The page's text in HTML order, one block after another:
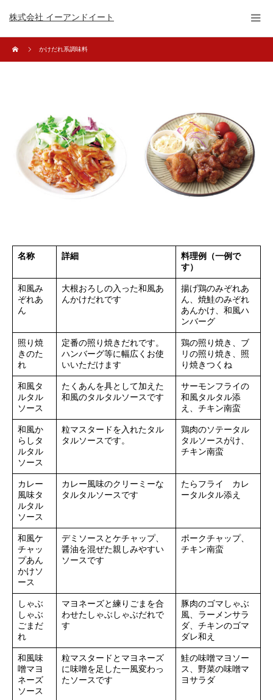
株式会社 イーアンドイート
かけだれ系調味料
名称 詳細
料理例（一例で
す）
和風み
ぞれあ
ん
大根おろしの入った和風あ
んかけだれです
揚げ鶏のみぞれあ
ん、焼鮭のみぞれ
あんかけ、和風ハ
ンバーグ
照り焼
きのた
れ
定番の照り焼きだれです。
ハンバーグ等に幅広くお使
いいただけます
鶏の照り焼き、ブ
リの照り焼き、照
り焼きつくね
和風タ
ルタル
ソース
たくあんを具として加えた
和風のタルタルソースです
サーモンフライの
和風タルタル添
え、チキン南蛮
和風か
らしタ
ルタル
ソース
粒マスタードを入れたタル
タルソースです。
鶏肉のソテータル
タルソースがけ、
チキン南蛮
カレー
風味タ
ルタル
ソース
カレー風味のクリーミーな
タルタルソースです
たらフライ カレ
ータルタル添え
和風ケ
チャッ
プあん
かけソ
ース
デミソースとケチャップ、
醤油を混ぜた親しみやすい
ソースです
ポークチャップ、
チキン南蛮
しゃぶ
しゃぶ
ごまだ
れ
マヨネーズと練りごまを合
わせたしゃぶしゃぶだれで
す
豚肉のゴマしゃぶ
風、ラーメンサラ
ダ、チキンのゴマ
ダレ和え
和風味
噌マヨ
ネーズ
ソース
粒マスタードとマヨネーズ
に味噌を足した一風変わっ
たソースです
鮭の味噌マヨソー
ス、野菜の味噌マ
ヨサラダ